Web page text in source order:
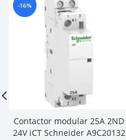
-16%
Contactor modular 25A 2ND
24V iCT Schneider A9C20132